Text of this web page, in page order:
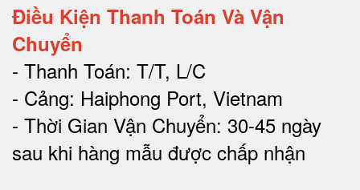
Điều Kiện Thanh Toán Và Vận
Chuyển
- Thanh Toán: T/T, L/C
- Cảng: Haiphong Port, Vietnam
- Thời Gian Vận Chuyển: 30-45 ngày
sau khi hàng mẫu được chấp nhận